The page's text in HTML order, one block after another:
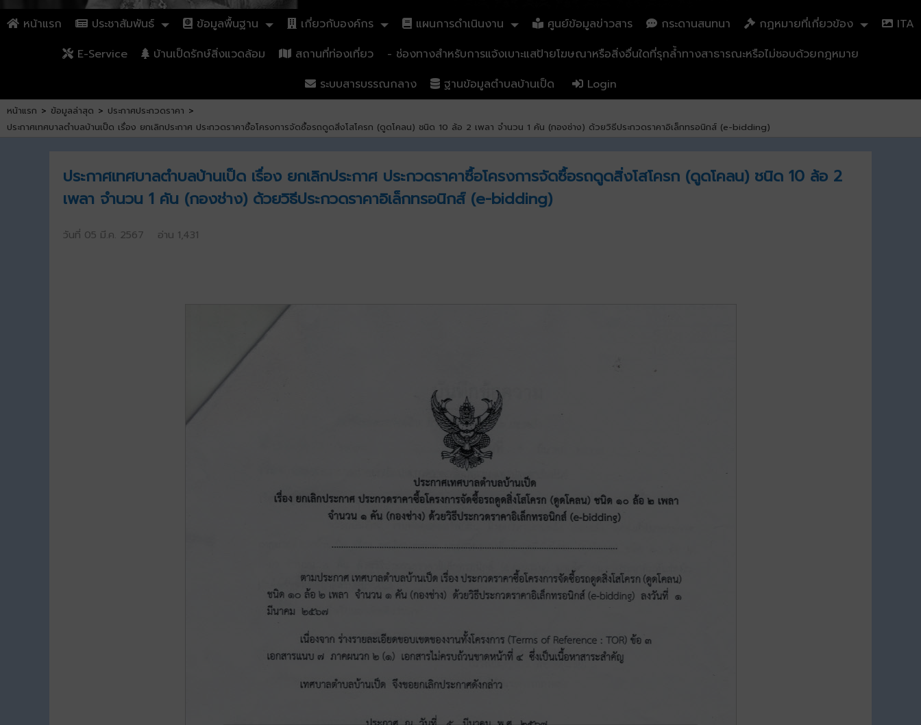
หน้าแรก ประชาสัมพันธ์ ข้อมูลพื้นฐาน เกี่ยวกับองค์กร แผนการดำเนินงาน ศูนย์ข้อมูลข่าวสาร กระดานสนทนา กฏหมายที่เกี่ยวข้อง
ITA
E-Service
บ้านเป็ดรักษ์สิ่งแวดล้อม สถานที่ท่องเที่ยว
- ช่องทางสำหรับการแจ้งเบาะแสป้ายโฆษณาหรือสิ่งอื่นใดที่รุกล้ำทางสาธารณะหรือไม่ชอบด้วยกฎหมาย
ระบบสารบรรณกลาง
ฐานข้อมูลตำบลบ้านเป็ด Login
หน้าแรก > ข้อมูลล่าสุด > ประกาศประกวดราคา >
ประกาศเทศบาลตำบลบ้านเป็ด เรื่อง ยกเลิกประกาศ ประกวดราคาซื้อโครงการจัดซื้อรถดูดสิ่งโสโครก (ดูดโคลน) ชนิด 10 ล้อ 2 เพลา จำนวน 1 คัน (กองช่าง) ด้วยวิธีประกวดราคาอิเล็กทรอนิกส์ (e-bidding)
ประกาศเทศบาลตำบลบ้านเป็ด เรื่อง ยกเลิกประกาศ ประกวดราคาซื้อโครงการจัดซื้อรถดูดสิ่งโสโครก (ดูดโคลน) ชนิด 10 ล้อ 2
เพลา จำนวน 1 คัน (กองช่าง) ด้วยวิธีประกวดราคาอิเล็กทรอนิกส์ (e-bidding)
วันที่ 05 มี.ค. 2567 อ่าน 1,431